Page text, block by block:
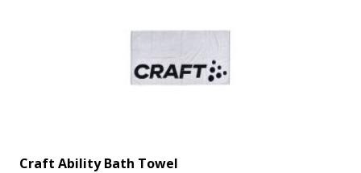
Craft Ability Bath Towel